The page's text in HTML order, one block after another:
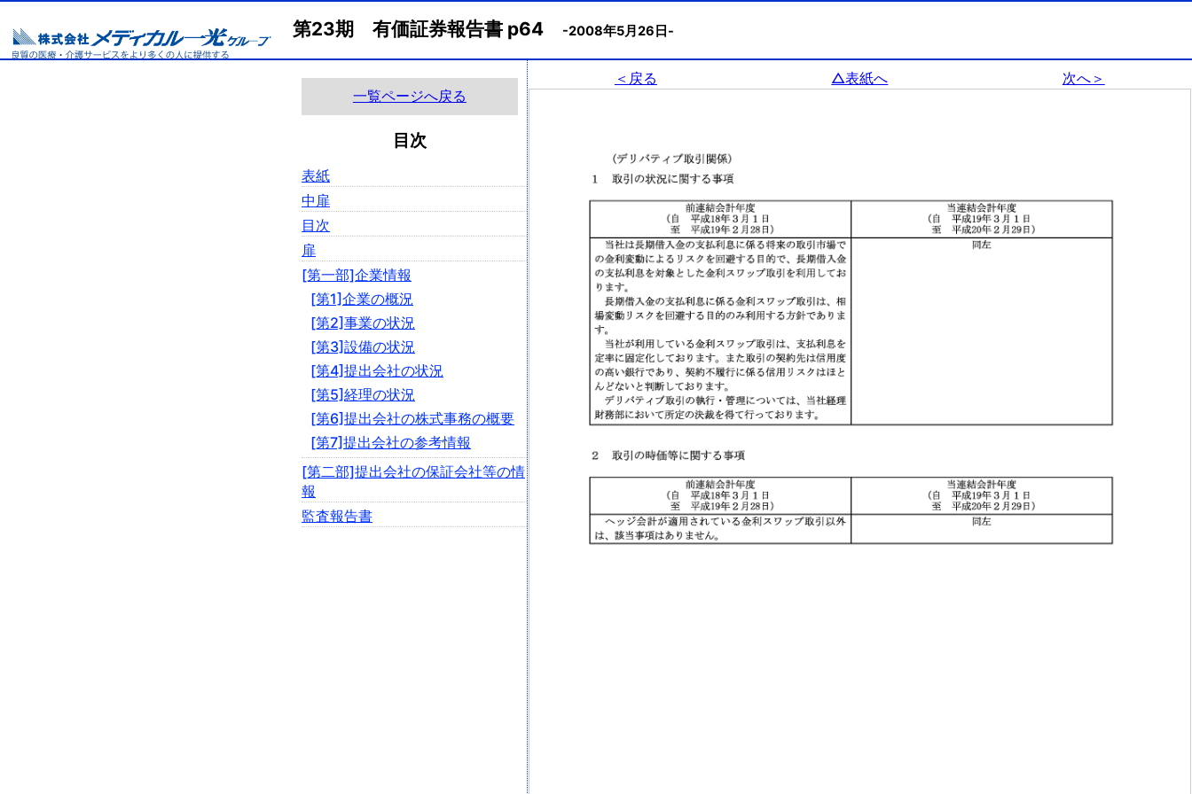
第23期 有価証券報告書 p64 -2008年5月26日-
一覧ページへ戻る
目次
表紙
中扉
目次
扉
[第一部]企業情報
[第1]企業の概況
[第2]事業の状況
[第3]設備の状況
[第4]提出会社の状況
[第5]経理の状況
[第6]提出会社の株式事務の概要
[第7]提出会社の参考情報
[第二部]提出会社の保証会社等の情
報
監査報告書
＜戻る △表紙へ 次へ＞